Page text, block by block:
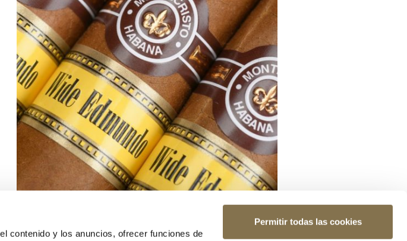
contenido y los anuncios, ofrecer funciones de
Permitir todas las cookies